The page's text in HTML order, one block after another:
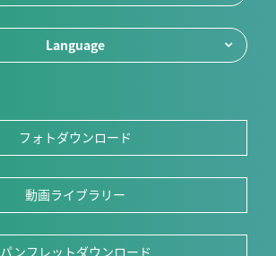
Language
フォトダウンロード
動画ライブラリー
パンフレットダウンロード